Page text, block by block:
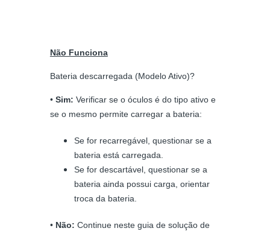
Não Funciona
Bateria descarregada (Modelo Ativo)?
• Sim: Verificar se o óculos é do tipo ativo e
se o mesmo permite carregar a bateria:
Se for recarregável, questionar se a
bateria está carregada.
Se for descartável, questionar se a
bateria ainda possui carga, orientar
troca da bateria.
• Não: Continue neste guia de solução de